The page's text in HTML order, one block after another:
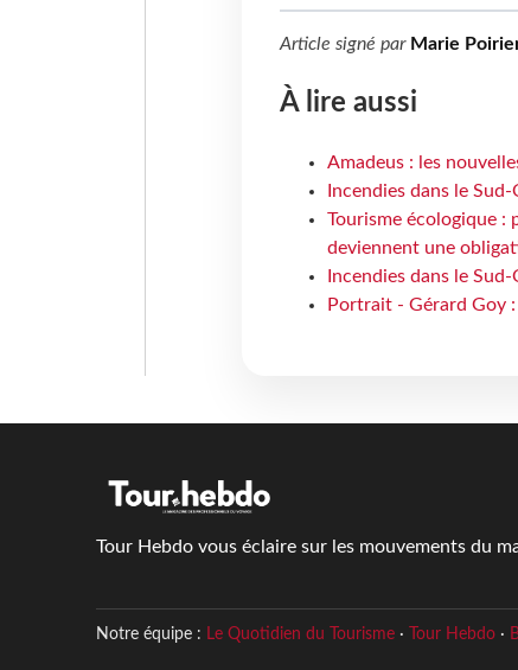
Article signé par Marie
À lire aussi
Amadeus : les
Incendies dans le
Tourisme écologique :
deviennent une
Incendies dans le
Portrait - Gérard Goy
Tour Hebdo vous éclaire sur les mouvements du
Notre équipe : Le Quotidien du Tourisme· Tour Hebdo·